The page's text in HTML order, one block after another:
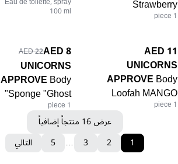
Strawberry
1 piece
100 ml
11 AED
UNICORNS
APPROVEBody
Loofah MANGO
1 piece
8 AED
22 AED
UNICORNS
APPROVEBody
Sponge "Ghost"
1 piece
عرض 16 منتجاً إضافياً
1
2
3
…
5 التالي